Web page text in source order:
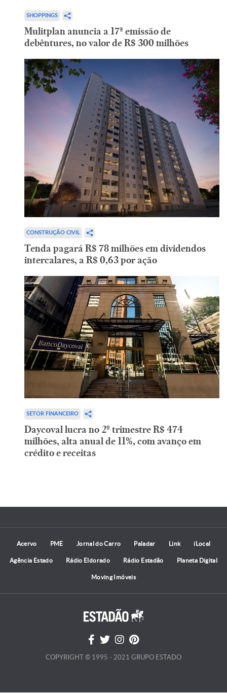
SHOPPINGS
Mulitplan anuncia a 17ª emissão de
debêntures, no valor de R$ 300 milhões
CONSTRUÇÃO CIVIL
Tenda pagará R$ 78 milhões em dividendos
intercalares, a R$ 0,63 por ação
SETOR FINANCEIRO
Daycoval lucra no 2º trimestre R$ 474
milhões, alta anual de 11%, com avanço em
crédito e receitas
Acervo PME Jornal do Carro Paladar Link iLocal
Agência Estado Rádio Eldorado Rádio Estadão Planeta Digital
Moving Imóveis
COPYRIGHT © 1995 - 2021 GRUPO ESTADO